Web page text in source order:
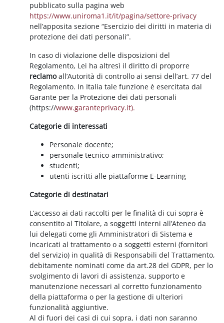
pubblicato sulla pagina web
https://www.uniroma1.it/it/pagina/settore-privacy
nell’apposita sezione “Esercizio dei diritti in materia di
protezione dei dati personali”.
In caso di violazione delle disposizioni del
Regolamento, Lei ha altresì il diritto di proporre
reclamoall’Autorità di controllo ai sensi dell’art. 77 del
Regolamento. In Italia tale funzione è esercitata dal
Garante per la Protezione dei dati personali
(https://www.garanteprivacy.it).
Categorie di interessati
Personale docente;
personale tecnico-amministrativo;
studenti;
utenti iscritti alle piattaforme E-Learning
Categorie di destinatari
L’accesso ai dati raccolti per le finalità di cui sopra è
consentito al Titolare, a soggetti interni all’Ateneo da
lui delegati come gli Amministratori di Sistema e
incaricati al trattamento o a soggetti esterni (fornitori
del servizio) in qualità di Responsabili del Trattamento,
debitamente nominati come da art.28 del GDPR, per lo
svolgimento di lavori di assistenza, supporto e
manutenzione necessari al corretto funzionamento
della piattaforma o per la gestione di ulteriori
funzionalità aggiuntive.
Al di fuori dei casi di cui sopra, i dati non saranno